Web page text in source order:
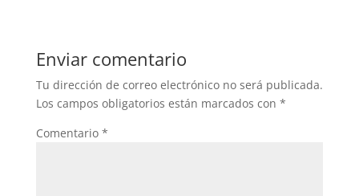
Enviar comentario
Tu dirección de correo electrónico no será publicada.
Los campos obligatorios están marcados con *
Comentario *